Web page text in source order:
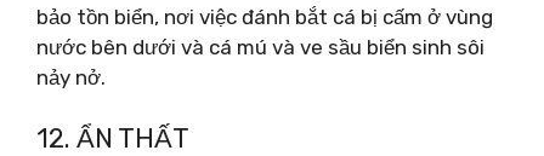
bảo tồn biển, nơi việc đánh bắt cá bị cấm ở vùng
nước bên dưới và cá mú và ve sầu biển sinh sôi
nảy nở.
12. ẨN THẤT